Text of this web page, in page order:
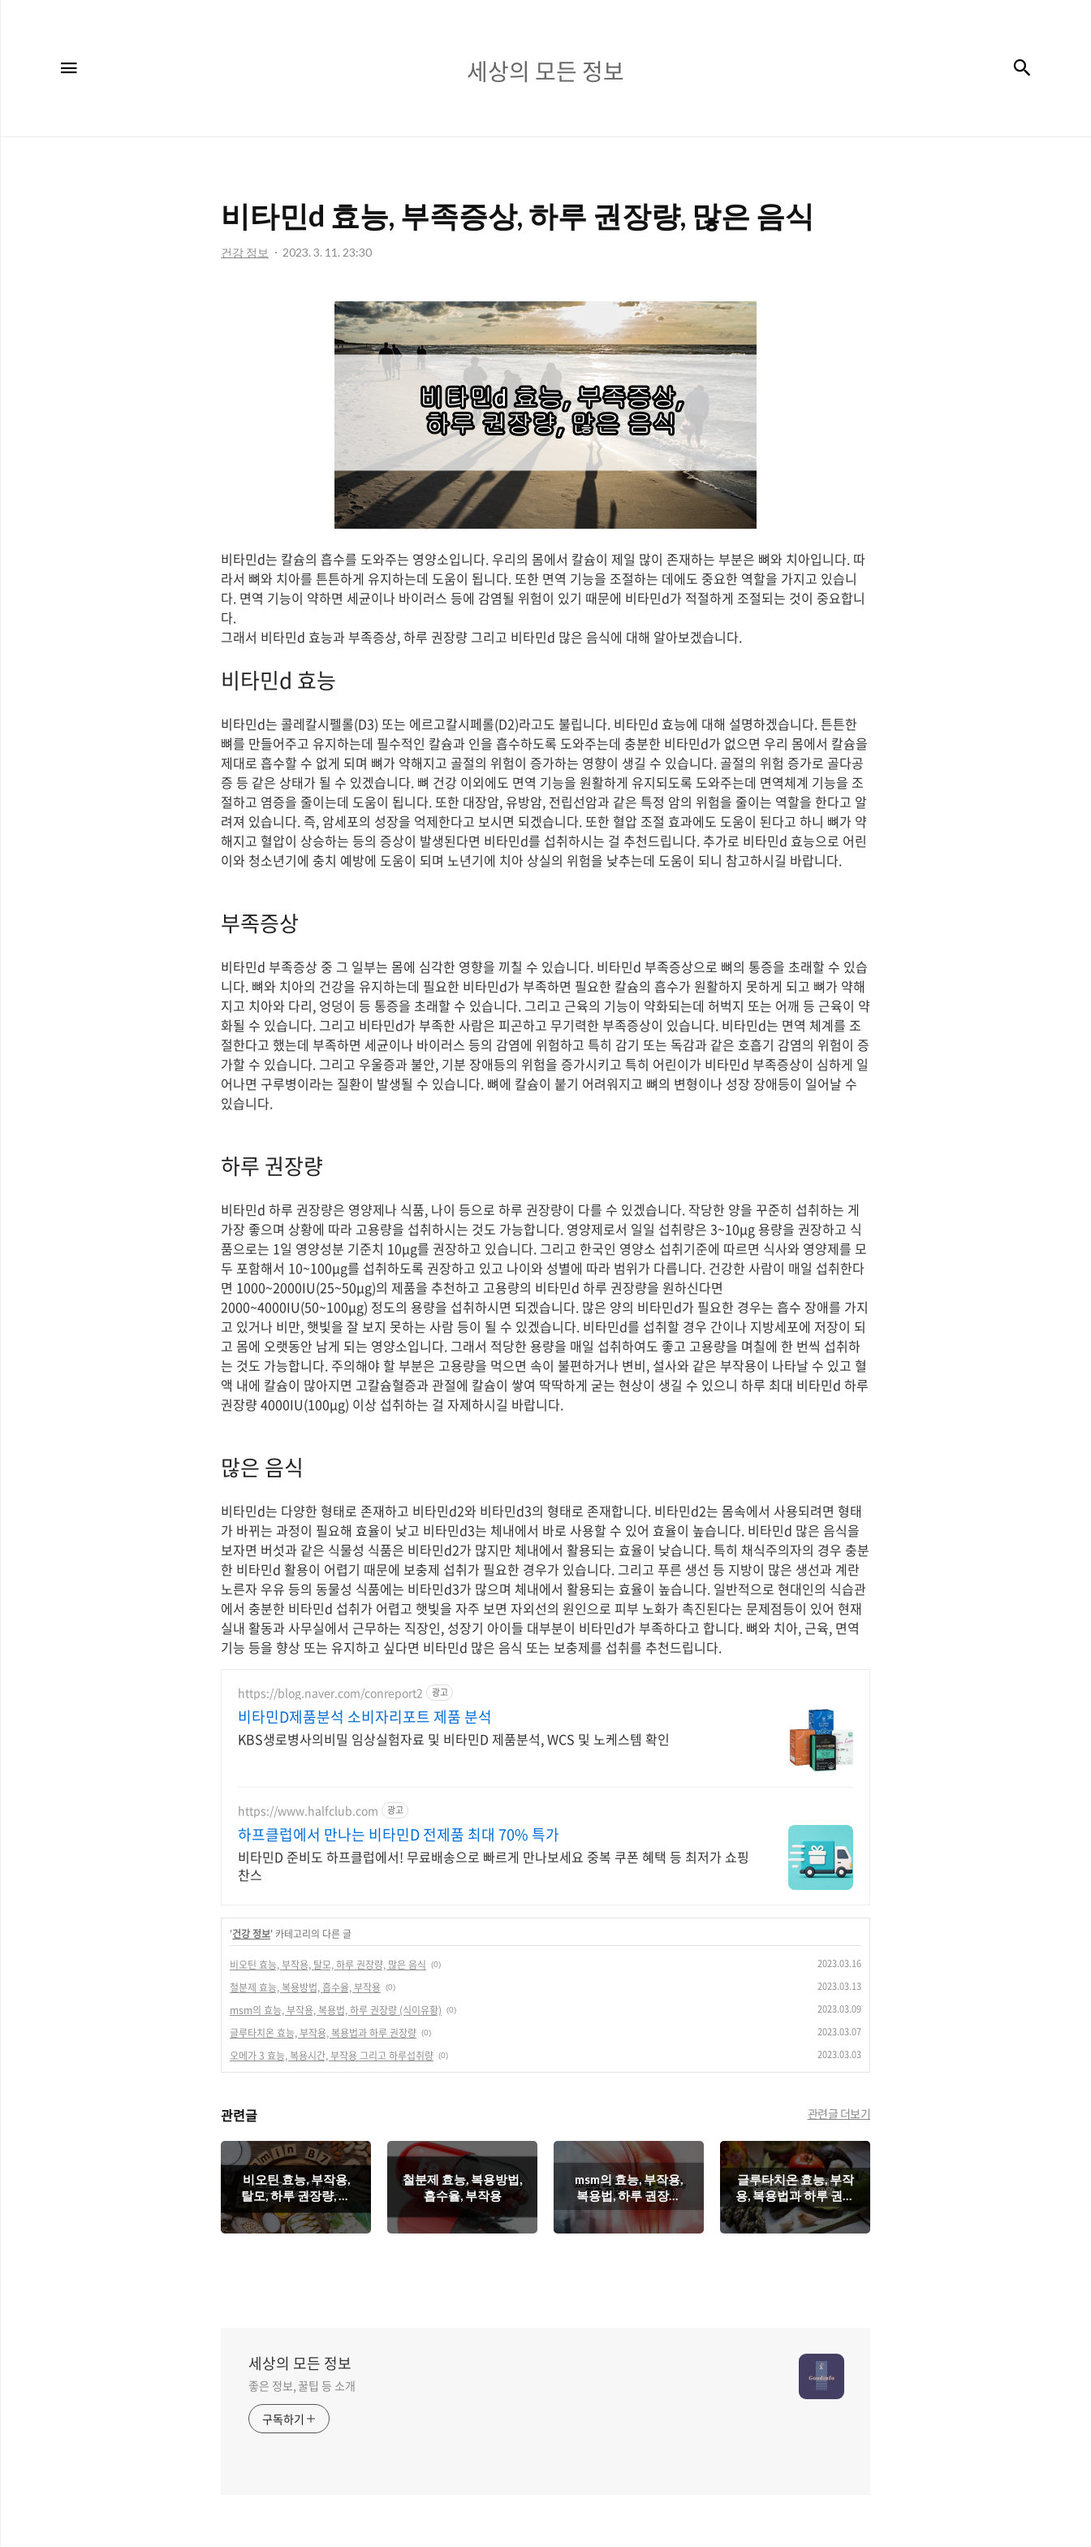
상
정
세상의 모든 정보
비타민d 효능, 부족증상, 하루 권장량, 많은 음식
건강 정보 2023. 3. 11. 23:30
비타민d는 칼슘의 흡수를 도와주는 영양소입니다. 우리의 몸에서 칼슘이 제일 많이 존재하는 부분은 뼈와 치아입니다. 따
라서 뼈와 치아를 튼튼하게 유지하는데 도움이 됩니다. 또한 면역 기능을 조절하는 데에도 중요한 역할을 가지고 있습니
다. 면역 기능이 약하면 세균이나 바이러스 등에 감염될 위험이 있기 때문에 비타민d가 적절하게 조절되는 것이 중요합니
다.
그래서 비타민d 효능과 부족증상, 하루 권장량 그리고 비타민d 많은 음식에 대해 알아보겠습니다.
비타민d 효능
비타민d는 콜레칼시펠롤(D3) 또는 에르고칼시페롤(D2)라고도 불립니다. 비타민d 효능에 대해 설명하겠습니다. 튼튼한
뼈를 만들어주고 유지하는데 필수적인 칼슘과 인을 흡수하도록 도와주는데 충분한 비타민d가 없으면 우리 몸에서 칼슘을
제대로 흡수할 수 없게 되며 뼈가 약해지고 골절의 위험이 증가하는 영향이 생길 수 있습니다. 골절의 위험 증가로 골다공
증 등 같은 상태가 될 수 있겠습니다. 뼈 건강 이외에도 면역 기능을 원활하게 유지되도록 도와주는데 면역체계 기능을 조
절하고 염증을 줄이는데 도움이 됩니다. 또한 대장암, 유방암, 전립선암과 같은 특정 암의 위험을 줄이는 역할을 한다고 알
려져 있습니다. 즉, 암세포의 성장을 억제한다고 보시면 되겠습니다. 또한 혈압 조절 효과에도 도움이 된다고 하니 뼈가 약
해지고 혈압이 상승하는 등의 증상이 발생된다면 비타민d를 섭취하시는 걸 추천드립니다. 추가로 비타민d 효능으로 어린
이와 청소년기에 충치 예방에 도움이 되며 노년기에 치아 상실의 위험을 낮추는데 도움이 되니 참고하시길 바랍니다.
부족증상
비타민d 부족증상 중 그 일부는 몸에 심각한 영향을 끼칠 수 있습니다. 비타민d 부족증상으로 뼈의 통증을 초래할 수 있습
니다. 뼈와 치아의 건강을 유지하는데 필요한 비타민d가 부족하면 필요한 칼슘의 흡수가 원활하지 못하게 되고 뼈가 약해
지고 치아와 다리, 엉덩이 등 통증을 초래할 수 있습니다. 그리고 근육의 기능이 약화되는데 허벅지 또는 어깨 등 근육이 약
화될 수 있습니다. 그리고 비타민d가 부족한 사람은 피곤하고 무기력한 부족증상이 있습니다. 비타민d는 면역 체계를 조
절한다고 했는데 부족하면 세균이나 바이러스 등의 감염에 위험하고 특히 감기 또는 독감과 같은 호흡기 감염의 위험이 증
가할 수 있습니다. 그리고 우울증과 불안, 기분 장애등의 위험을 증가시키고 특히 어린이가 비타민d 부족증상이 심하게 일
어나면 구루병이라는 질환이 발생될 수 있습니다. 뼈에 칼슘이 붙기 어려워지고 뼈의 변형이나 성장 장애등이 일어날 수
있습니다.
하루 권장량
비타민d 하루 권장량은 영양제나 식품, 나이 등으로 하루 권장량이 다를 수 있겠습니다. 작당한 양을 꾸준히 섭취하는 게
가장 좋으며 상황에 따라 고용량을 섭취하시는 것도 가능합니다. 영양제로서 일일 섭취량은 3~10μg 용량을 권장하고 식
품으로는 1일 영양성분 기준치 10μg를 권장하고 있습니다. 그리고 한국인 영양소 섭취기준에 따르면 식사와 영양제를 모
두 포함해서 10~100μg를 섭취하도록 권장하고 있고 나이와 성별에 따라 범위가 다릅니다. 건강한 사람이 매일 섭취한다
면 1000~2000IU(25~50μg)의 제품을 추천하고 고용량의 비타민d 하루 권장량을 원하신다면
2000~4000IU(50~100μg) 정도의 용량을 섭취하시면 되겠습니다. 많은 양의 비타민d가 필요한 경우는 흡수 장애를 가지
고 있거나 비만, 햇빛을 잘 보지 못하는 사람 등이 될 수 있겠습니다. 비타민d를 섭취할 경우 간이나 지방세포에 저장이 되
고 몸에 오랫동안 남게 되는 영양소입니다. 그래서 적당한 용량을 매일 섭취하여도 좋고 고용량을 며칠에 한 번씩 섭취하
는 것도 가능합니다. 주의해야 할 부분은 고용량을 먹으면 속이 불편하거나 변비, 설사와 같은 부작용이 나타날 수 있고 혈
액 내에 칼슘이 많아지면 고칼슘혈증과 관절에 칼슘이 쌓여 딱딱하게 굳는 현상이 생길 수 있으니 하루 최대 비타민d 하루
권장량 4000IU(100μg) 이상 섭취하는 걸 자제하시길 바랍니다.
많은 음식
비타민d는 다양한 형태로 존재하고 비타민d2와 비타민d3의 형태로 존재합니다. 비타민d2는 몸속에서 사용되려면 형태
가 바뀌는 과정이 필요해 효율이 낮고 비타민d3는 체내에서 바로 사용할 수 있어 효율이 높습니다. 비타민d 많은 음식을
보자면 버섯과 같은 식물성 식품은 비타민d2가 많지만 체내에서 활용되는 효율이 낮습니다. 특히 채식주의자의 경우 충분
한 비타민d 활용이 어렵기 때문에 보충제 섭취가 필요한 경우가 있습니다. 그리고 푸른 생선 등 지방이 많은 생선과 계란
노른자 우유 등의 동물성 식품에는 비타민d3가 많으며 체내에서 활용되는 효율이 높습니다. 일반적으로 현대인의 식습관
에서 충분한 비타민d 섭취가 어렵고 햇빛을 자주 보면 자외선의 원인으로 피부 노화가 촉진된다는 문제점등이 있어 현재
실내 활동과 사무실에서 근무하는 직장인, 성장기 아이들 대부분이 비타민d가 부족하다고 합니다. 뼈와 치아, 근육, 면역
기능 등을 향상 또는 유지하고 싶다면 비타민d 많은 음식 또는 보충제를 섭취를 추천드립니다.
https://blog.naver.com/conreport2 광고
비타민D제품분석 소비자리포트 제품 분석
KBS생로병사의비밀 임상실험자료 및 비타민D 제품분석, WCS 및 노케스템 확인
https://www.halfclub.com 광고
하프클럽에서 만나는 비타민D 전제품 최대 70% 특가
비타민D 준비도 하프클럽에서! 무료배송으로 빠르게 만나보세요 중복 쿠폰 혜택 등 최저가 쇼핑
찬스
'건강 정보' 카테고리의 다른 글
비오틴 효능, 부작용, 탈모, 하루 권장량, 많은 음식 (0) 2023.03.16
철분제 효능, 복용방법, 흡수율, 부작용 (0) 2023.03.13
msm의 효능, 부작용, 복용법, 하루 권장량 (식이유황) (0) 2023.03.09
글루타치온 효능, 부작용, 복용법과 하루 권장량 (0) 2023.03.07
오메가 3 효능, 복용시간, 부작용 그리고 하루섭취량 (0) 2023.03.03
관련글 관련글 더보기
비오틴 효능, 부작용,
탈모, 하루 권장량, 많
은 음식
철분제 효능, 복용방법,
흡수율, 부작용
msm의 효능, 부작용,
복용법, 하루 권장량
(식이유황)
글루타치온 효능, 부작
용, 복용법과 하루 권장
량
세상의 모든 정보
좋은 정보, 꿀팁 등 소개
구독하기